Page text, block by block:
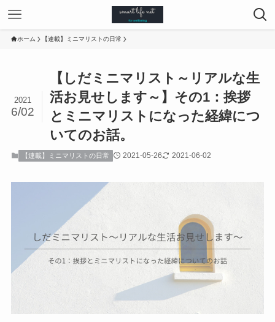
ホーム 【連載】ミニマリストの日常
【しだミニマリスト～リアルな生
活お見せします～】その1：挨拶
とミニマリストになった経緯につ
いてのお話。
2021
6/02
【連載】ミニマリストの日常 2021-05-26 2021-06-02